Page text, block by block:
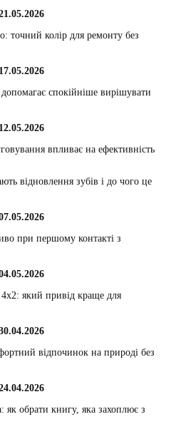
точний колір для ремонту без
17.05.2026
спокійніше вирішувати
12.05.2026
впливає на ефективність
відновлення зубів і до чого це
при першому контакті з
який привід краще для
відпочинок на природі без
обрати книгу, яка захоплює з